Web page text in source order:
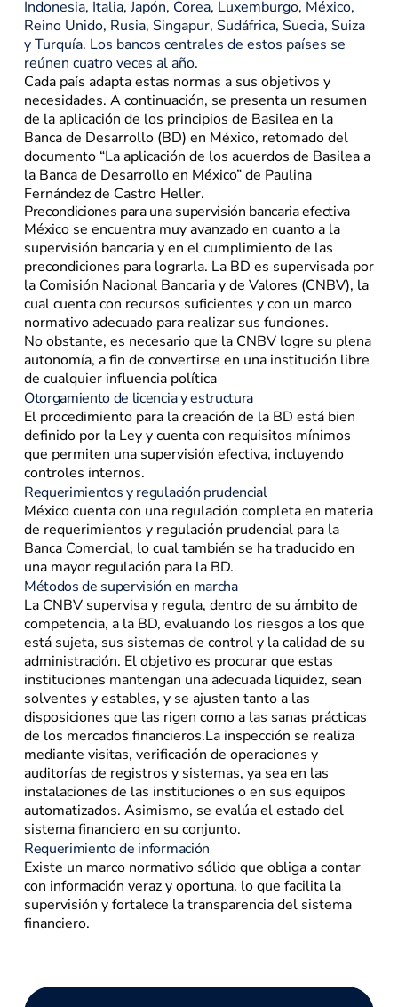
Indonesia, Italia, Japón, Corea, Luxemburgo, México,
Reino Unido, Rusia, Singapur, Sudáfrica, Suecia, Suiza
y Turquía. Los bancos centrales de estos países se
reúnen cuatro veces al año.
Cada país adapta estas normas a sus objetivos y
necesidades. A continuación, se presenta un resumen
de la aplicación de los principios de Basilea en la
Banca de Desarrollo (BD) en México, retomado del
documento “La aplicación de los acuerdos de Basilea a
la Banca de Desarrollo en México” de Paulina
Fernández de Castro Heller.
Precondiciones para una supervisión bancaria efectiva
México se encuentra muy avanzado en cuanto a la
supervisión bancaria y en el cumplimiento de las
precondiciones para lograrla. La BD es supervisada por
la Comisión Nacional Bancaria y de Valores (CNBV), la
cual cuenta con recursos suficientes y con un marco
normativo adecuado para realizar sus funciones.
No obstante, es necesario que la CNBV logre su plena
autonomía, a fin de convertirse en una institución libre
de cualquier influencia política
Otorgamiento de licencia y estructura
El procedimiento para la creación de la BD está bien
definido por la Ley y cuenta con requisitos mínimos
que permiten una supervisión efectiva, incluyendo
controles internos.
Requerimientos y regulación prudencial
México cuenta con una regulación completa en materia
de requerimientos y regulación prudencial para la
Banca Comercial, lo cual también se ha traducido en
una mayor regulación para la BD.
Métodos de supervisión en marcha
La CNBV supervisa y regula, dentro de su ámbito de
competencia, a la BD, evaluando los riesgos a los que
está sujeta, sus sistemas de control y la calidad de su
administración. El objetivo es procurar que estas
instituciones mantengan una adecuada liquidez, sean
solventes y estables, y se ajusten tanto a las
disposiciones que las rigen como a las sanas prácticas
de los mercados financieros.La inspección se realiza
mediante visitas, verificación de operaciones y
auditorías de registros y sistemas, ya sea en las
instalaciones de las instituciones o en sus equipos
automatizados. Asimismo, se evalúa el estado del
sistema financiero en su conjunto.
Requerimiento de información
Existe un marco normativo sólido que obliga a contar
con información veraz y oportuna, lo que facilita la
supervisión y fortalece la transparencia del sistema
financiero.